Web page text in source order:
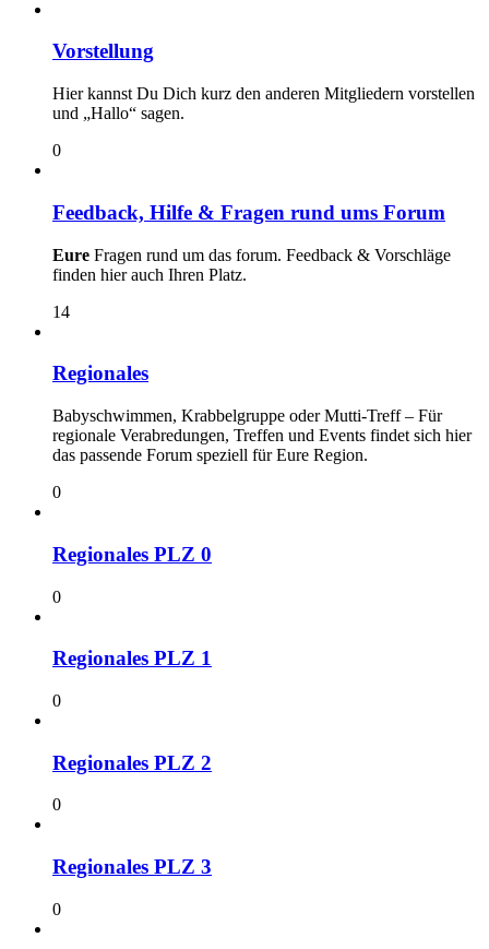
Vorstellung
Hier kannst Du Dich kurz den anderen Mitgliedern vorstellen
und „Hallo“ sagen.
0
Feedback, Hilfe & Fragen rund ums Forum
Eure Fragen rund um das forum. Feedback & Vorschläge
finden hier auch Ihren Platz.
14
Regionales
Babyschwimmen, Krabbelgruppe oder Mutti-Treff – Für
regionale Verabredungen, Treffen und Events findet sich hier
das passende Forum speziell für Eure Region.
0
Regionales PLZ 0
0
Regionales PLZ 1
0
Regionales PLZ 2
0
Regionales PLZ 3
0